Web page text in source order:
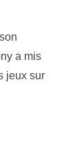
a mis
jeux sur